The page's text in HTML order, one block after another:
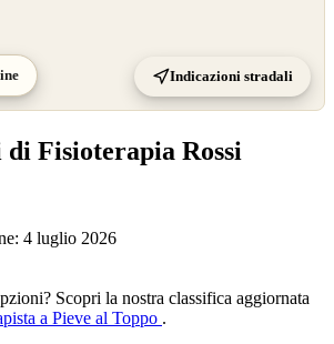
Indicazioni stradali
di Fisioterapia Rossi
4 luglio 2026
Scopri la nostra classifica aggiornata
a Pieve al Toppo .